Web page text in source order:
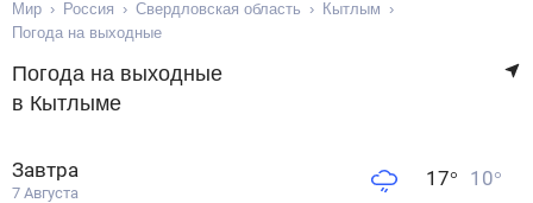
Мир Россия Свердловская область
Кытлым
Погода на выходные
Погода на выходные
в Кытлыме
Завтра
7 Августа
17° 10°